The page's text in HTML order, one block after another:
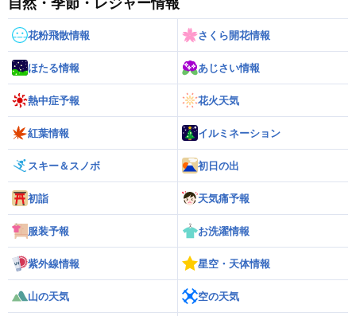
自然・季節・レジャー情報
花粉飛散情報 さくら開花情報
ほたる情報 あじさい情報
熱中症予報 花火天気
紅葉情報 イルミネーション
スキー＆スノボ 初日の出
初詣 天気痛予報
服装予報 お洗濯情報
紫外線情報 星空・天体情報
山の天気 空の天気